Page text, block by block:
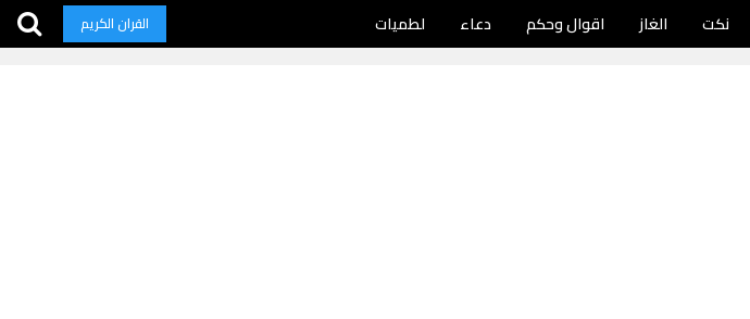
نكت الغاز اقوال وحكم دعاء لطميات القران الكريم